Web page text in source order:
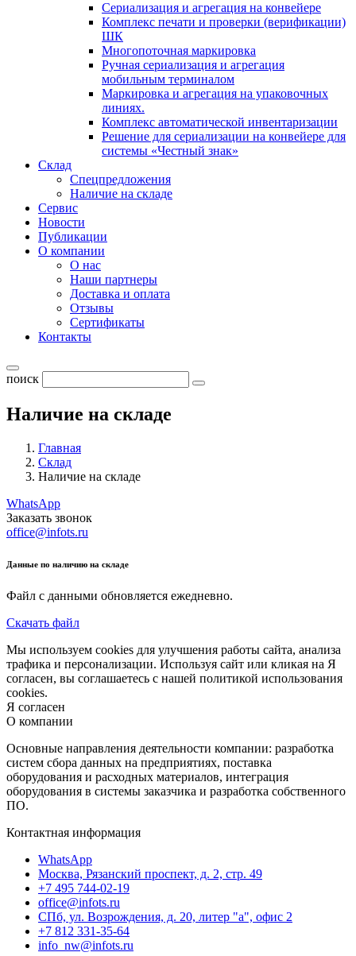
Сериализация и агрегация на конвейере
Комплекс печати и проверки (верификации)
ШК
Многопоточная маркировка
Ручная сериализация и агрегация
мобильным терминалом
Маркировка и агрегация на упаковочных
линиях.
Комплекс автоматической инвентаризации
Решение для сериализации на конвейере для
системы «Честный знак»
Склад
Спецпредложения
Наличие на складе
Сервис
Новости
Публикации
О компании
О нас
Наши партнеры
Доставка и оплата
Отзывы
Сертификаты
Контакты
поиск
Наличие на складе
Главная
Склад
Наличие на складе
WhatsApp
Заказать звонок
office@infots.ru
Данные по наличию на складе
Файл с данными обновляется ежедневно.
Скачать файл
Мы используем cookies для улучшения работы сайта, анализа
трафика и персонализации. Используя сайт или кликая на Я
согласен, вы соглашаетесь с нашей политикой использования
cookies.
Я согласен
О компании
Основные направления деятельности компании: разработка
систем сбора данных на предприятиях, поставка
оборудования и расходных материалов, интеграция
оборудования в системы заказчика и разработка собственного
ПО.
Контактная информация
WhatsApp
Москва, Рязанский проспект, д. 2, стр. 49
+7 495 744-02-19
office@infots.ru
СПб, ул. Возрождения, д. 20, литер "a", офис 2
+7 812 331-35-64
info_nw@infots.ru